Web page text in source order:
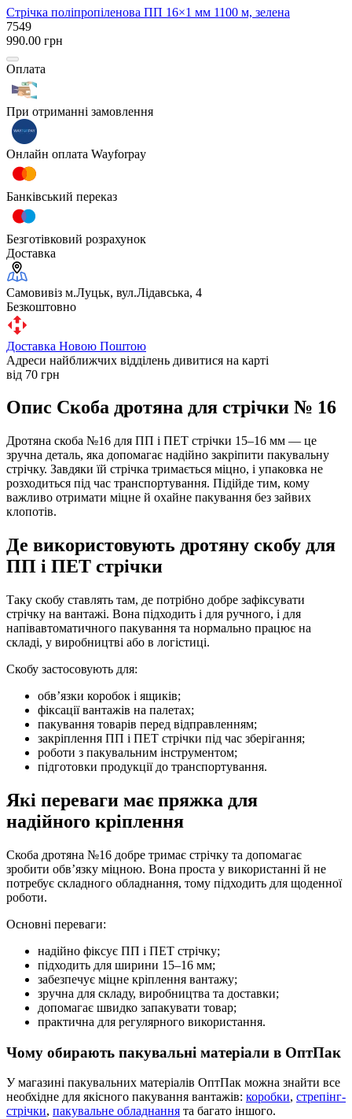
Стрічка поліпропіленова ПП 16×1 мм 1100 м, зелена
7549
990.00 грн
Оплата
При отриманні замовлення
Онлайн оплата Wayforpay
Банківський переказ
Безготівковий розрахунок
Доставка
Самовивіз м.Луцьк, вул.Лідавська, 4
Безкоштовно
Доставка Новою Поштою
Адреси найближчих відділень дивитися на карті
від 70 грн
Опис Скоба дротяна для стрічки № 16
Дротяна скоба №16 для ПП і ПЕТ стрічки 15–16 мм — це
зручна деталь, яка допомагає надійно закріпити пакувальну
стрічку. Завдяки їй стрічка тримається міцно, і упаковка не
розходиться під час транспортування. Підійде тим, кому
важливо отримати міцне й охайне пакування без зайвих
клопотів.
Де використовують дротяну скобу для
ПП і ПЕТ стрічки
Таку скобу ставлять там, де потрібно добре зафіксувати
стрічку на вантажі. Вона підходить і для ручного, і для
напівавтоматичного пакування та нормально працює на
складі, у виробництві або в логістиці.
Скобу застосовують для:
обв’язки коробок і ящиків;
фіксації вантажів на палетах;
пакування товарів перед відправленням;
закріплення ПП і ПЕТ стрічки під час зберігання;
роботи з пакувальним інструментом;
підготовки продукції до транспортування.
Які переваги має пряжка для
надійного кріплення
Скоба дротяна №16 добре тримає стрічку та допомагає
зробити обв’язку міцною. Вона проста у використанні й не
потребує складного обладнання, тому підходить для щоденної
роботи.
Основні переваги:
надійно фіксує ПП і ПЕТ стрічку;
підходить для ширини 15–16 мм;
забезпечує міцне кріплення вантажу;
зручна для складу, виробництва та доставки;
допомагає швидко запакувати товар;
практична для регулярного використання.
Чому обирають пакувальні матеріали в ОптПак
У магазині пакувальних матеріалів ОптПак можна знайти все
необхідне для якісного пакування вантажів: коробки, стрепінг-
стрічки, пакувальне обладнання та багато іншого.